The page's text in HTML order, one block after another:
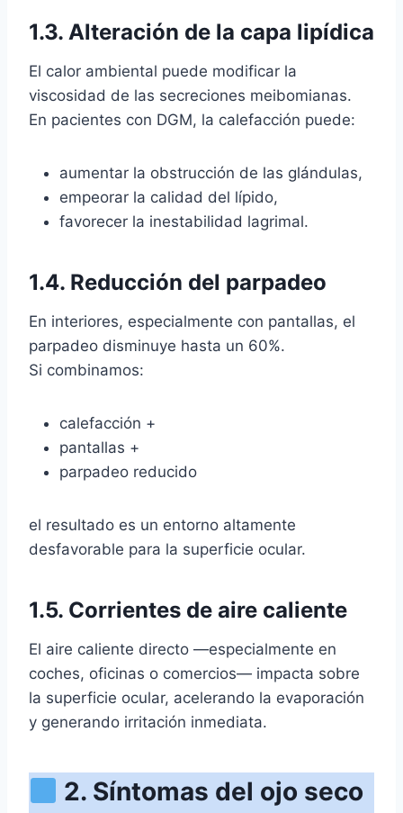
1.3. Alteración de la capa lipídica
El calor ambiental puede modificar la
viscosidad de las secreciones meibomianas.
En pacientes con DGM, la calefacción puede:
aumentar la obstrucción de las glándulas,
empeorar la calidad del lípido,
favorecer la inestabilidad lagrimal.
1.4. Reducción del parpadeo
En interiores, especialmente con pantallas, el
parpadeo disminuye hasta un 60%.
Si combinamos:
calefacción +
pantallas +
parpadeo reducido
el resultado es un entorno altamente
desfavorable para la superficie ocular.
1.5. Corrientes de aire caliente
El aire caliente directo —especialmente en
coches, oficinas o comercios— impacta sobre
la superficie ocular, acelerando la evaporación
y generando irritación inmediata.
2. Síntomas del ojo seco